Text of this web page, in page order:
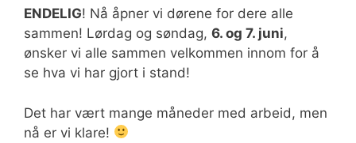
ENDELIG! Nå åpner vi dørene for dere alle
sammen! Lørdag og søndag, 6. og 7. juni,
ønsker vi alle sammen velkommen innom for å
se hva vi har gjort i stand!
Det har vært mange måneder med arbeid, men
nå er vi klare!